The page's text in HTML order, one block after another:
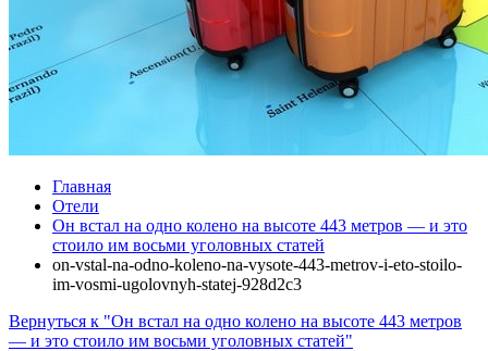
Главная
Отели
Он встал на одно колено на высоте 443 метров — и это
стоило им восьми уголовных статей
on-vstal-na-odno-koleno-na-vysote-443-metrov-i-eto-stoilo-
im-vosmi-ugolovnyh-statej-928d2c3
Вернуться к "Он встал на одно колено на высоте 443 метров
— и это стоило им восьми уголовных статей"